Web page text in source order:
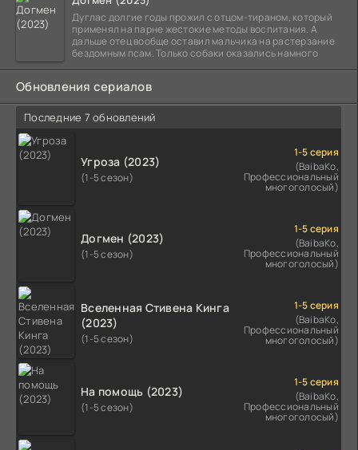
Дуглас долгие годы прожил с отцом-тираном, который
применял на парне жестокие методы воспитания. А
дальше отец вообще оставил мальчика на растерзание
бездомным псам. Только собаки оказались намного
Обновления сериалов
Последние 7 обновлений
Угроза (2023)
(1-5 сезон)
1-5 серия
(BaibaKo,
Профессиональный
многоголосый)
Догмен (2023)
(1-5 сезон)
1-5 серия
(BaibaKo,
Профессиональный
многоголосый)
Вселенная Стивена Кинга
(2023)
(1-5 сезон)
1-5 серия
(BaibaKo,
Профессиональный
многоголосый)
На помощь (2023)
(1-5 сезон)
1-5 серия
(BaibaKo,
Профессиональный
многоголосый)